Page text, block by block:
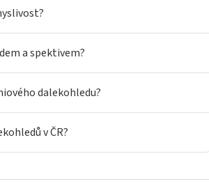
a spektivem?
dalekohledu?
v ČR?